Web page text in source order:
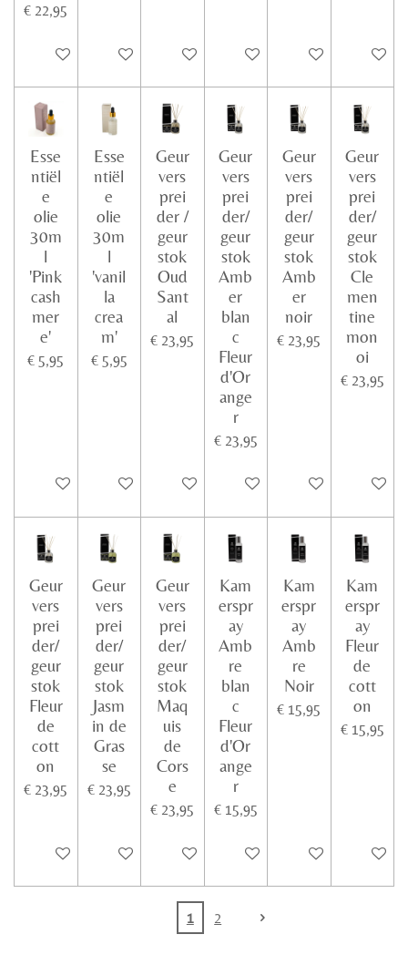
€ 22,95
In winkelwagenIn winkelwagenIn winkelwagenIn winkelwagenIn winkelwagen
In
Esse
ntiël
e
olie
30m
l
'Pink
cash
mer
e'
€ 5,95
In winkelwagen
Esse
ntiël
e
olie
30m
l
'vanil
la
crea
m'
€ 5,95
In winkelwagen
Geur
vers
prei
der /
geur
stok
Oud
Sant
al
€ 23,95
In winkelwagen
Geur
vers
prei
der/
geur
stok
Amb
er
blan
c
Fleur
d'Or
ange
r
€ 23,95
In winkelwagen
Geur
vers
prei
der/
geur
stok
Amb
er
noir
€ 23,95
In winkelwagen
Geur
vers
prei
der/
geur
stok
Cle
men
tine
mon
oi
€ 23,95
In
Geur
vers
prei
der/
geur
stok
Fleur
de
cott
on
€ 23,95
In winkelwagen
Geur
vers
prei
der/
geur
stok
Jasm
in de
Gras
se
€ 23,95
In winkelwagen
Geur
vers
prei
der/
geur
stok
Maq
uis
de
Cors
e
€ 23,95
In winkelwagen
Kam
erspr
ay
Amb
re
blan
c
Fleur
d'Or
ange
r
€ 15,95
In winkelwagen
Kam
erspr
ay
Amb
re
Noir
€ 15,95
In winkelwagen
Kam
erspr
ay
Fleur
de
cott
on
€ 15,95
In
1 2